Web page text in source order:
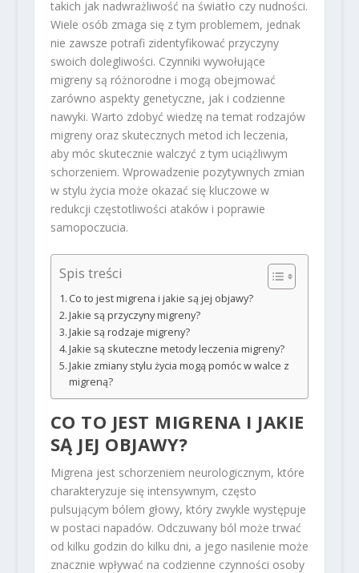
takich jak nadwrażliwość na światło czy nudności.
Wiele osób zmaga się z tym problemem, jednak
nie zawsze potrafi zidentyfikować przyczyny
swoich dolegliwości. Czynniki wywołujące
migreny są różnorodne i mogą obejmować
zarówno aspekty genetyczne, jak i codzienne
nawyki. Warto zdobyć wiedzę na temat rodzajów
migreny oraz skutecznych metod ich leczenia,
aby móc skutecznie walczyć z tym uciążliwym
schorzeniem. Wprowadzenie pozytywnych zmian
w stylu życia może okazać się kluczowe w
redukcji częstotliwości ataków i poprawie
samopoczucia.
Spis treści
Co to jest migrena i jakie są jej objawy?
Jakie są przyczyny migreny?
Jakie są rodzaje migreny?
Jakie są skuteczne metody leczenia migreny?
Jakie zmiany stylu życia mogą pomóc w walce z
migreną?
CO TO JEST MIGRENA I JAKIE
SĄ JEJ OBJAWY?
Migrena jest schorzeniem neurologicznym, które
charakteryzuje się intensywnym, często
pulsującym bólem głowy, który zwykle występuje
w postaci napadów. Odczuwany ból może trwać
od kilku godzin do kilku dni, a jego nasilenie może
znacznie wpływać na codzienne czynności osoby